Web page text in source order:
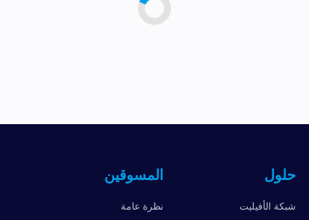
حلول
شبكة الأفيليت
المسوقين
نظرة عامة